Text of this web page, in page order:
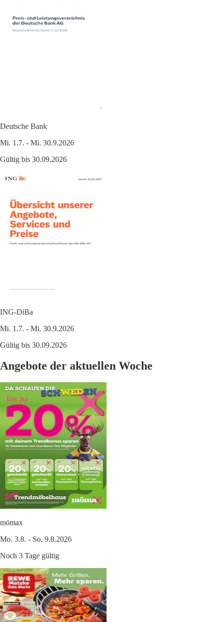
Deutsche Bank
Mi. 1.7. - Mi. 30.9.2026
Gültig bis 30.09.2026
ING-DiBa
Mi. 1.7. - Mi. 30.9.2026
Gültig bis 30.09.2026
Angebote der aktuellen Woche
mömax
Mo. 3.8. - So. 9.8.2026
Noch 3 Tage gültig